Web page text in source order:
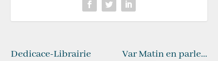
Dedicace-Librairie
Var Matin en parle…